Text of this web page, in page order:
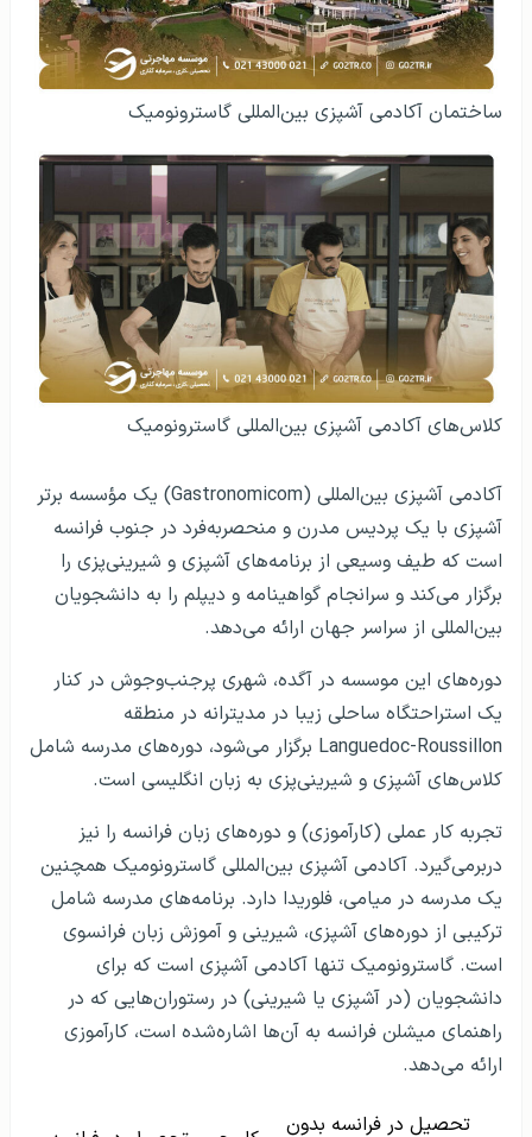
ساختمان آکادمی آشپزی بین‌المللی گاسترونومیک
کلاس‌های آکادمی آشپزی بین‌المللی گاسترونومیک
آکادمی آشپزی بین‌المللی (Gastronomicom) یک مؤسسه برتر
آشپزی با یک پردیس مدرن و منحصربه‌فرد در جنوب فرانسه
است که طیف وسیعی از برنامه‌های آشپزی و شیرینی‌پزی را
برگزار می‌کند و سرانجام گواهینامه و دیپلم را به دانشجویان
بین‌المللی از سراسر جهان ارائه می‌دهد.
دوره‌های این موسسه در آگده، شهری پرجنب‌وجوش در کنار
یک استراحتگاه ساحلی زیبا در مدیترانه در منطقه
Languedoc-Roussillon برگزار می‌شود، دوره‌های مدرسه شامل
کلاس‌های آشپزی و شیرینی‌پزی به زبان انگلیسی است.
تجربه کار عملی (کارآموزی) و دوره‌های زبان فرانسه را نیز
دربرمی‌گیرد. آکادمی آشپزی بین‌المللی گاسترونومیک همچنین
یک مدرسه در میامی، فلوریدا دارد. برنامه‌های مدرسه شامل
ترکیبی از دوره‌های آشپزی، شیرینی و آموزش زبان فرانسوی
است. گاسترونومیک تنها آکادمی آشپزی است که برای
دانشجویان (در آشپزی یا شیرینی) در رستوران‌هایی که در
راهنمای میشلن فرانسه به آن‌ها اشاره‌شده است، کارآموزی
ارائه می‌دهد.
تحصیل در فرانسه بدون